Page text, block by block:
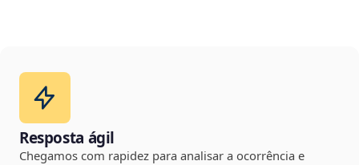
Resposta ágil
Chegamos com rapidez para analisar a ocorrência e